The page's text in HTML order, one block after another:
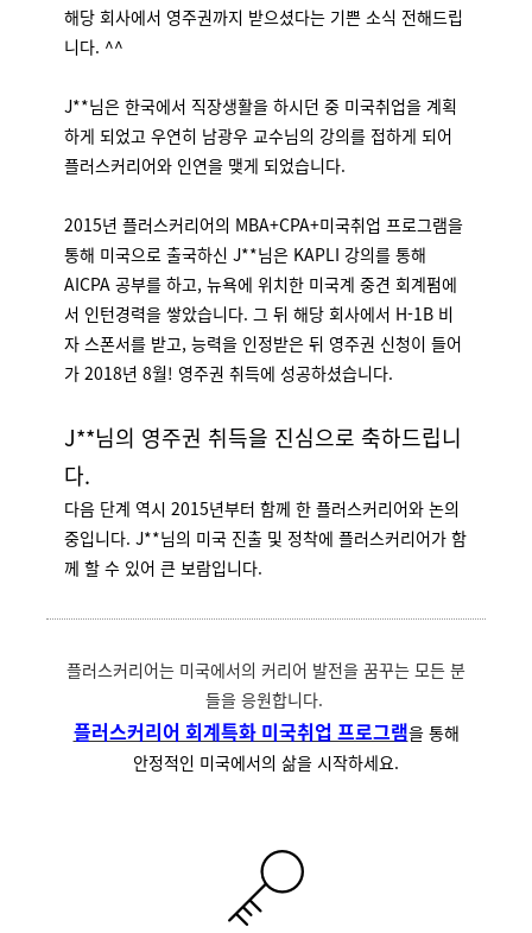
해당 회사에서 영주권까지 받으셨다는 기쁜 소식 전해드립
니다. ^^
J**님은 한국에서 직장생활을 하시던 중 미국취업을 계획
하게 되었고 우연히 남광우 교수님의 강의를 접하게 되어
플러스커리어와 인연을 맺게 되었습니다.
2015년 플러스커리어의 MBA+CPA+미국취업 프로그램을
통해 미국으로 출국하신 J**님은 KAPLI 강의를 통해
AICPA 공부를 하고, 뉴욕에 위치한 미국계 중견 회계펌에
서 인턴경력을 쌓았습니다. 그 뒤 해당 회사에서 H-1B 비
자 스폰서를 받고, 능력을 인정받은 뒤 영주권 신청이 들어
가 2018년 8월! 영주권 취득에 성공하셨습니다.
J**님의 영주권 취득을 진심으로 축하드립니
다.
다음 단계 역시 2015년부터 함께 한 플러스커리어와 논의
중입니다. J**님의 미국 진출 및 정착에 플러스커리어가 함
께 할 수 있어 큰 보람입니다.
플러스커리어는 미국에서의 커리어 발전을 꿈꾸는 모든 분
들을 응원합니다.
플러스커리어 회계특화 미국취업 프로그램을 통해
안정적인 미국에서의 삶을 시작하세요.